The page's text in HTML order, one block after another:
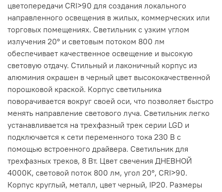
цветопередачи CRI>90 для создания локального
направленного освещения в жилых, коммерческих или
торговых помещениях. Светильник с узким углом
излучения 20° и световым потоком 800 лм
обеспечивает качественное освещение и высокую
световую отдачу. Стильный и лаконичный корпус из
алюминия окрашен в черный цвет высококачественной
порошковой краской. Корпус светильника
поворачивается вокруг своей оси, что позволяет быстро
менять направление светового луча. Светильник легко
устанавливается на трехфазный трек серии LGD и
подключается к сети переменного тока 230 В с
помощью встроенного драйвера. Светильник для
трехфазных треков, 8 Вт. Цвет свечения ДНЕВНОЙ
4000K, световой поток 800 лм, угол 20°, CRI>90.
Корпус круглый, металл, цвет черный, IP20. Размеры